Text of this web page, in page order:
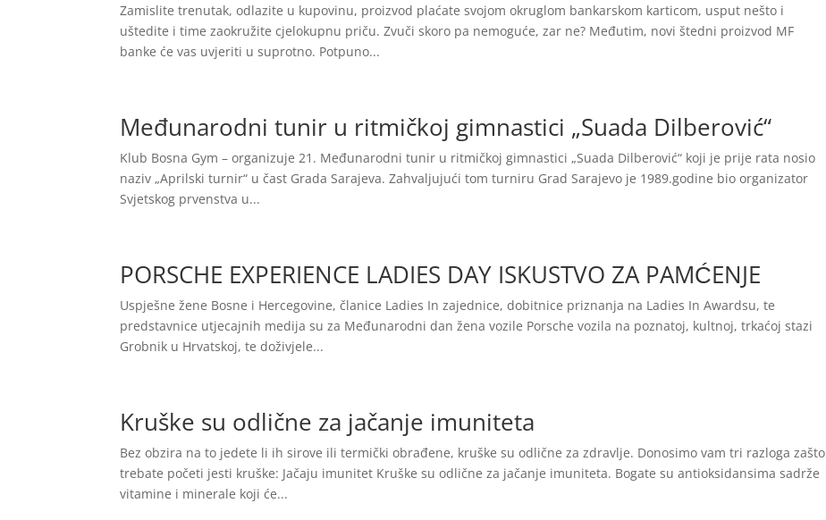
Zamislite trenutak, odlazite u kupovinu, proizvod plaćate svojom okruglom bankarskom karticom, usput nešto i
uštedite i time zaokružite cjelokupnu priču. Zvuči skoro pa nemoguće, zar ne? Međutim, novi štedni proizvod MF
banke će vas uvjeriti u suprotno. Potpuno...
Međunarodni tunir u ritmičkoj gimnastici „Suada Dilberović“
Klub Bosna Gym – organizuje 21. Međunarodni tunir u ritmičkoj gimnastici „Suada Dilberović“ koji je prije rata nosio
naziv „Aprilski turnir“ u čast Grada Sarajeva. Zahvaljujući tom turniru Grad Sarajevo je 1989.godine bio organizator
Svjetskog prvenstva u...
PORSCHE EXPERIENCE LADIES DAY ISKUSTVO ZA PAMĆENJE
Uspješne žene Bosne i Hercegovine, članice Ladies In zajednice, dobitnice priznanja na Ladies In Awardsu, te
predstavnice utjecajnih medija su za Međunarodni dan žena vozile Porsche vozila na poznatoj, kultnoj, trkaćoj stazi
Grobnik u Hrvatskoj, te doživjele...
Kruške su odlične za jačanje imuniteta
Bez obzira na to jedete li ih sirove ili termički obrađene, kruške su odlične za zdravlje. Donosimo vam tri razloga zašto
trebate početi jesti kruške: Jačaju imunitet Kruške su odlične za jačanje imuniteta. Bogate su antioksidansima sadrže
vitamine i minerale koji će...